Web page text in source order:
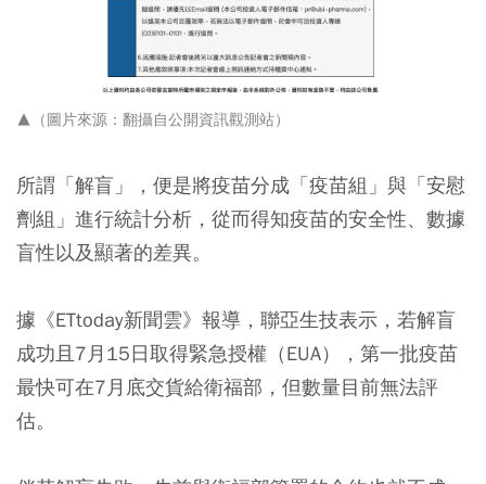
▲（圖片來源：翻攝自公開資訊觀測站）
所謂「解盲」，便是將疫苗分成「疫苗組」與「安慰
劑組」進行統計分析，從而得知疫苗的安全性、數據
盲性以及顯著的差異。
據《ETtoday新聞雲》報導，聯亞生技表示，若解盲
成功且7月15日取得緊急授權（EUA），第一批疫苗
最快可在7月底交貨給衛福部，但數量目前無法評
估。